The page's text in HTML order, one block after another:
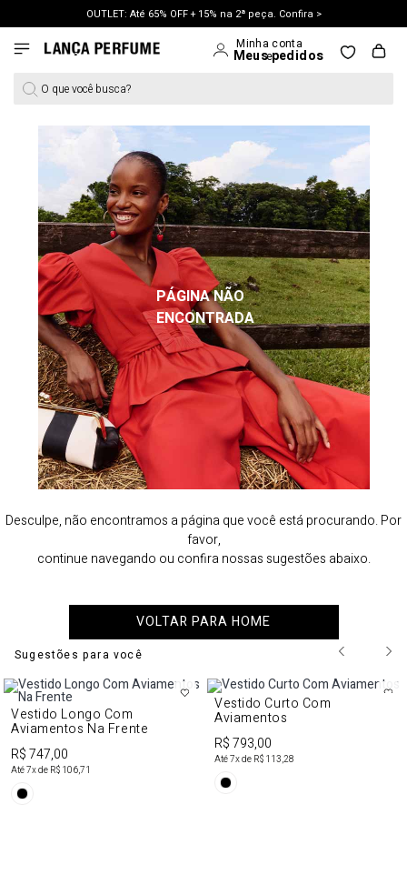
OUTLET: Até 65% OFF + 15% na 2ª peça. Confira >
LANÇAMENTO PRIMAVERA 27. Clique e aproveite.
O que você busca?
PÁGINA NÃO
ENCONTRADA
Desculpe, não encontramos a página que você está procurando. Por
favor,
continue navegando ou confira nossas sugestões abaixo.
VOLTAR PARA HOME
Sugestões para você
Vestido Longo Com
Aviamentos Na Frente
R$ 747,00
Até7x de R$ 106,71
Vestido Curto Com
Aviamentos
R$ 793,00
Até7x de R$ 113,28